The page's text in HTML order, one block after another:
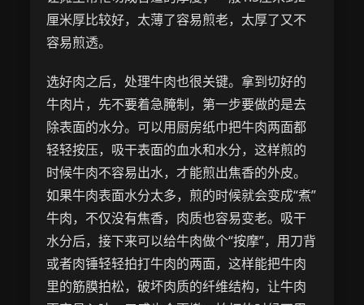
厘米厚比较好，太薄了容易煎老，太厚了又不
容易煎透。
选好肉之后，处理牛肉也很关键。拿到切好的
牛肉片，先不要着急腌制，第一步要做的是去
除表面的水分。可以用厨房纸巾把牛肉两面都
轻轻按压，吸干表面的血水和水分，这样煎的
时候牛肉不容易出水，才能煎出焦香的外皮。
如果牛肉表面水分太多，煎的时候就会变成“煮”
牛肉，不仅没有焦香，肉质也容易变老。吸干
水分后，接下来可以给牛肉做个“按摩”，用刀背
或者肉锤轻轻拍打牛肉的两面，这样能把牛肉
里的筋膜拍松，破坏肉质的纤维结构，让牛肉